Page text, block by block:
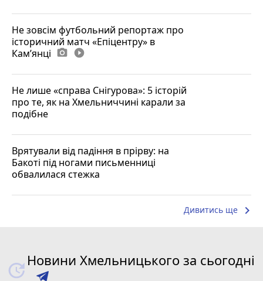
Не зовсім футбольний репортаж про
історичний матч «Епіцентру» в
Камʼянці photo_camera play_circle_filled
Не лише «справа Снігурова»: 5 історій
про те, як на Хмельниччині карали за
подібне
Врятували від падіння в прірву: на
Бакоті під ногами письменниці
обвалилася стежка
Дивитись ще keyboard_arrow_right
Новини Хмельницького за сьогодні